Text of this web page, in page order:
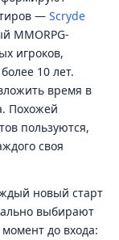
— Scryde
MMORPG-
игроков,
10 лет.
время в
Похожей
пользуются,
своя
новый старт
выбирают
до входа: